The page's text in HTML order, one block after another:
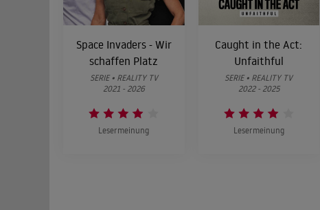
04 Wir
05 Es ist wie
Gabrielle
06 Zu
Claudia und
Space Invaders - Wir
schaffen Platz
SERIE • REALITY TV
2021 - 2026
Lesermeinung
Caught in the Act:
Unfaithful
SERIE • REALITY TV
2022 - 2025
Lesermeinung